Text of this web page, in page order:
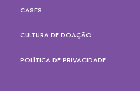
CASES
CULTURA DE DOAÇÃO
POLÍTICA DE PRIVACIDADE